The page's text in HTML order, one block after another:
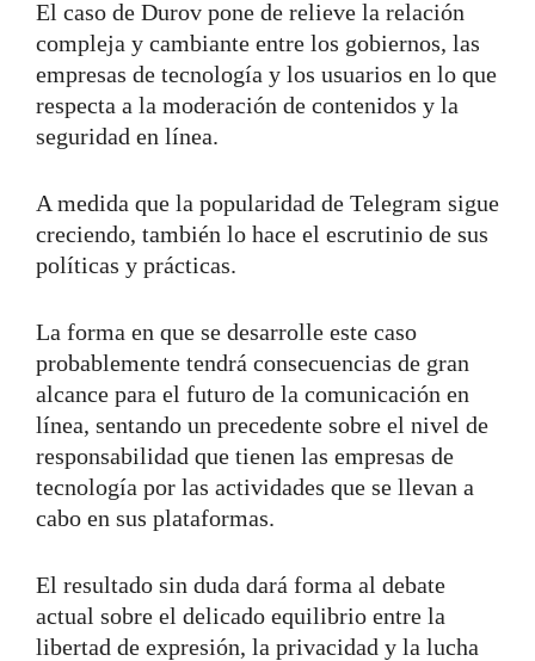
El caso de Durov pone de relieve la relación
compleja y cambiante entre los gobiernos, las
empresas de tecnología y los usuarios en lo que
respecta a la moderación de contenidos y la
seguridad en línea.
A medida que la popularidad de Telegram sigue
creciendo, también lo hace el escrutinio de sus
políticas y prácticas.
La forma en que se desarrolle este caso
probablemente tendrá consecuencias de gran
alcance para el futuro de la comunicación en
línea, sentando un precedente sobre el nivel de
responsabilidad que tienen las empresas de
tecnología por las actividades que se llevan a
cabo en sus plataformas.
El resultado sin duda dará forma al debate
actual sobre el delicado equilibrio entre la
libertad de expresión, la privacidad y la lucha